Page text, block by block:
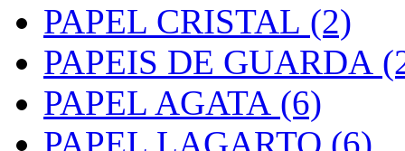
PAPEL CRISTAL (2)
PAPEIS DE GUARDA
PAPEL AGATA (6)
PAPEL LAGARTO (6)